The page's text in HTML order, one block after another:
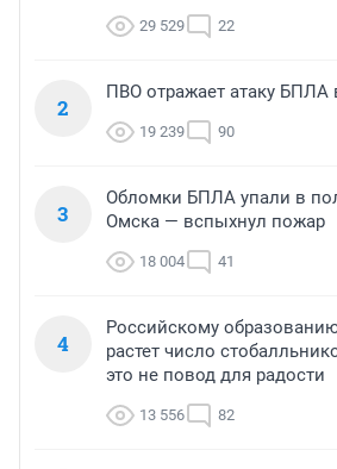
29 529 22
2
ПВО отражает атаку БПЛА
19 239 90
3
Обломки БПЛА упали в
Омска — вспыхнул пожар
18 004 41
4
Российскому
растет число
это не повод для радости
13 556 82